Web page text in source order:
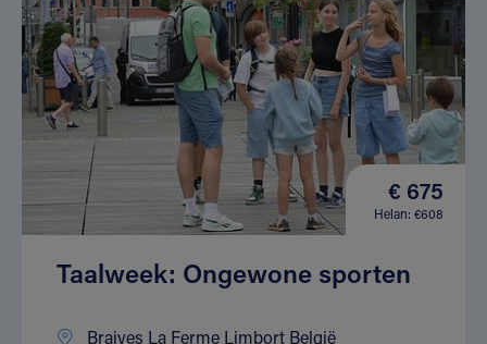
€ 675
Helan: €608
Taalweek: Ongewone sporten
Braives La Ferme Limbort België